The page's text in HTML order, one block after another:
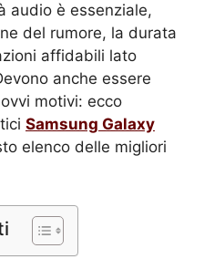
audio è essenziale,
del rumore, la durata
affidabili lato
anche essere
motivi: ecco
Samsung Galaxy
elenco delle migliori